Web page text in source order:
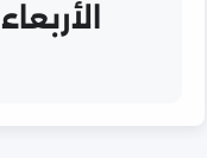
الأربعاء 28 - يناير - 2026